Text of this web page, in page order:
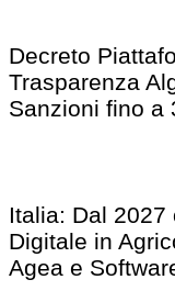
Decreto
Trasparenza
Sanzioni fino a
Italia: Dal 2027
Digitale in
Agea e